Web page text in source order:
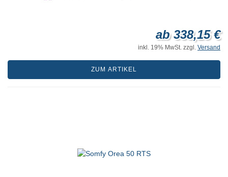
ab 338,15 €
inkl. 19% MwSt. zzgl. Versand
ZUM ARTIKEL